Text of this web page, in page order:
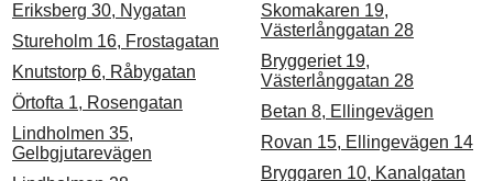
Eriksberg 30, Nygatan
Stureholm 16, Frostagatan
Knutstorp 6, Råbygatan
Örtofta 1, Rosengatan
Lindholmen 35,
Gelbgjutarevägen
Skomakaren 19,
Västerlånggatan 28
Bryggeriet 19,
Västerlånggatan 28
Betan 8, Ellingevägen
Rovan 15, Ellingevägen 14
Bryggaren 10, Kanalgatan